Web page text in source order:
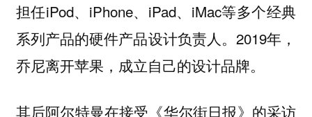
担任iPod、iPhone、iPad、iMac等多个经典
系列产品的硬件产品设计负责人。2019年，
乔尼离开苹果，成立自己的设计品牌。
其后阿尔特曼在接受《华尔街日报》的采访